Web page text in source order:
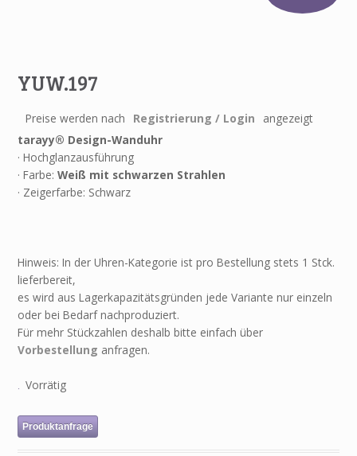
YUW.197
Preise werden nach Registrierung / Login
angezeigt
tarayy® Design-Wanduhr
· Hochglanzausführung
· Farbe:Weiß mit schwarzen Strahlen
· Zeigerfarbe: Schwarz
Hinweis: In der Uhren-Kategorie ist pro Bestellung stets 1 Stck.
lieferbereit,
es wird aus Lagerkapazitätsgründen jede Variante nur einzeln
oder bei Bedarf nachproduziert.
Für mehr Stückzahlen deshalb bitte einfach über
Vorbestellung anfragen.
Vorrätig
Produktanfrage